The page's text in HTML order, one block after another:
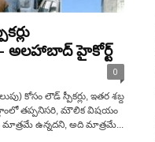
అలహాబాద్ హైకోర్ట్
0
కోసం లౌడ్ స్పీకర్లు, ఇతర శబ్ద
తప్పనిసరి, మౌలిక విషయం
మాత్రమే ఉన్నదని, అది మాత్రమే...